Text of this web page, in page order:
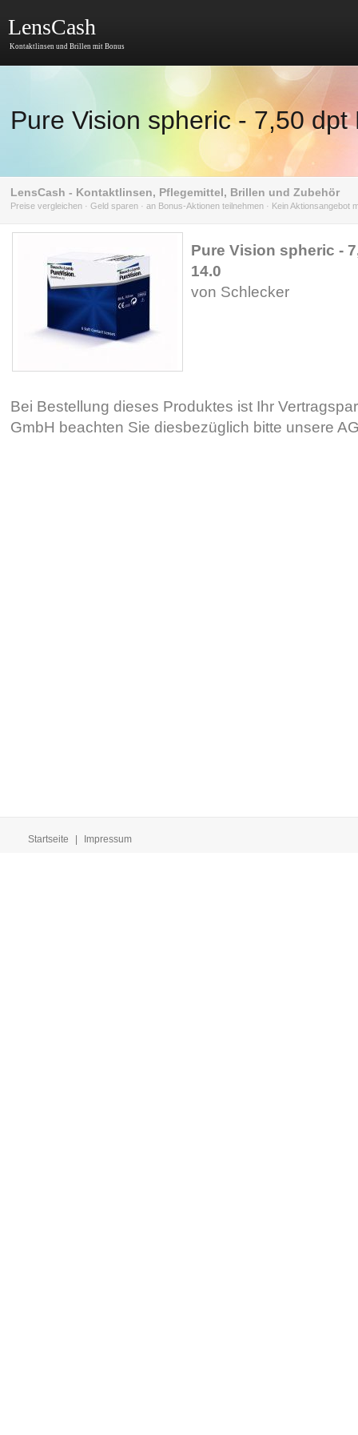
LensCash
Kontaktlinsen und Brillen mit Bonus
Pure Vision spheric - 7,50 dpt
LensCash - Kontaktlinsen, Pflegemittel, Brillen und Zubehör
Preise vergleichen · Geld sparen · an Bonus-Aktionen teilnehmen · Kein Aktionsangebot
Pure Vision spheric -
14.0
von Schlecker
Bei Bestellung dieses Produktes ist Ihr
GmbH beachten Sie diesbezüglich bitte unsere
Startseite Impressum